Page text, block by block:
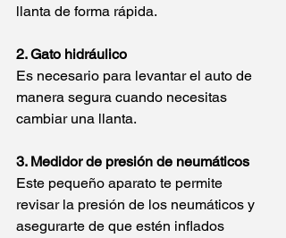
llanta de forma rápida.
2. Gato hidráulico
Es necesario para levantar el auto de
manera segura cuando necesitas
cambiar una llanta.
3. Medidor de presión de neumáticos
Este pequeño aparato te permite
revisar la presión de los neumáticos y
asegurarte de que estén inflados